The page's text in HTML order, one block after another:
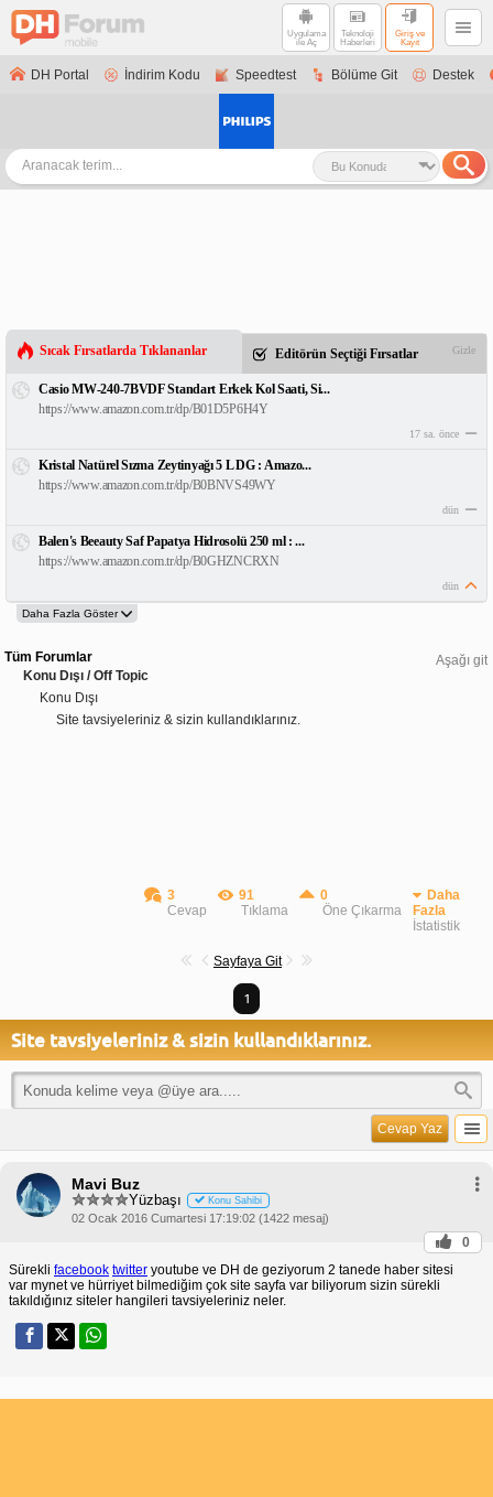
Uygulama
ile Aç
Teknoloji
Haberleri
Giriş ve
Kayıt
DH Portal İndirim Kodu Speedtest Bölüme Git Destek
Sıcak Fırsatlarda Tıklananlar Editörün Seçtiği Fırsatlar Gizle
Casio MW-240-7BVDF Standart Erkek Kol Saati, Si...
https://www.amazon.com.tr/dp/B01D5P6H4Y
17 sa. önce
Kristal Natürel Sızma Zeytinyağı 5 L DG : Amazo...
https://www.amazon.com.tr/dp/B0BNVS49WY
dün
Balen's Beeauty Saf Papatya Hidrosolü 250 ml : ...
https://www.amazon.com.tr/dp/B0GHZNCRXN
dün
Aşağı git
Tüm Forumlar
Konu Dışı / Off Topic
Konu Dışı
Site tavsiyeleriniz & sizin kullandıklarınız.
3
Cevap
91
Tıklama
0
Öne Çıkarma
Daha
Fazla
İstatistik
Sayfaya Git
1
Site tavsiyeleriniz & sizin kullandıklarınız.
Cevap Yaz
Mavi Buz
Yüzbaşı Konu Sahibi
02 Ocak 2016 Cumartesi 17:19:02 (1422 mesaj)
0
Sürekli facebook twitter youtube ve DH de geziyorum 2 tanede haber sitesi
var mynet ve hürriyet bilmediğim çok site sayfa var biliyorum sizin sürekli
takıldığınız siteler hangileri tavsiyeleriniz neler.